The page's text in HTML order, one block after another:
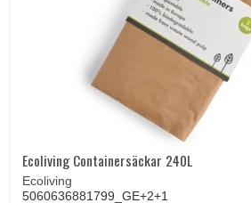
Ecoliving Containersäckar 240L
Ecoliving
5060636881799_GE+2+1